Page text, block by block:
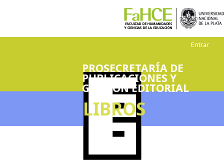
PROSECRETARÍA DE
PUBLICACIONES Y
GESTIÓN EDITORIAL
LIBROS
Entrar